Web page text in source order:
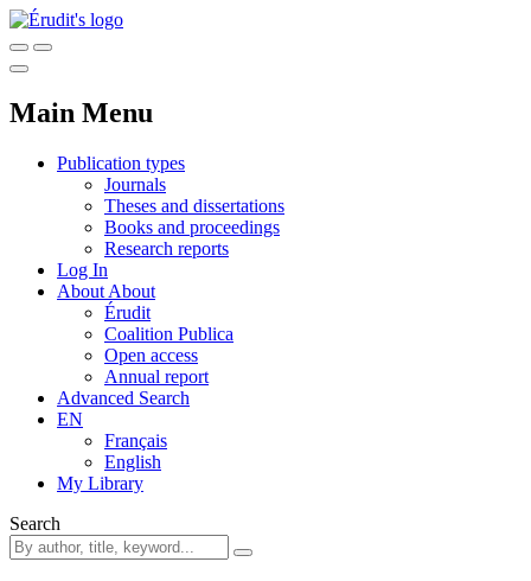
Main Menu
Publication types
Journals
Theses and dissertations
Books and proceedings
Research reports
Log In
About About
Érudit
Coalition Publica
Open access
Annual report
Advanced Search
EN
Français
English
My Library
Search